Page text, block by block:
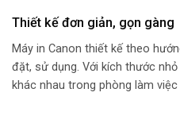
Thiết kế đơn giản, gọn gàng
Máy in Canon thiết kế theo
đặt, sử dụng. Với kích thước
khác nhau trong phòng làm